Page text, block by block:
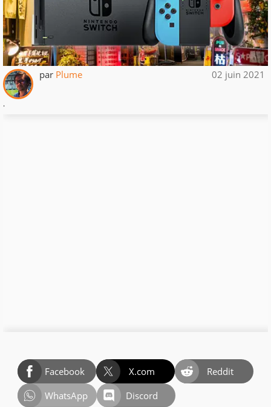
par Plume 02 juin 2021
.
Facebook X.com
Reddit
WhatsApp
Discord